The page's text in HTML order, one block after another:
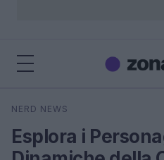
Cerca
NERD NEWS
Esplora i